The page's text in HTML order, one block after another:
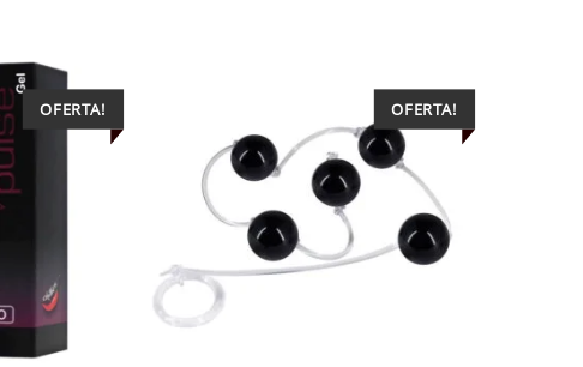
OFERTA! OFERTA!